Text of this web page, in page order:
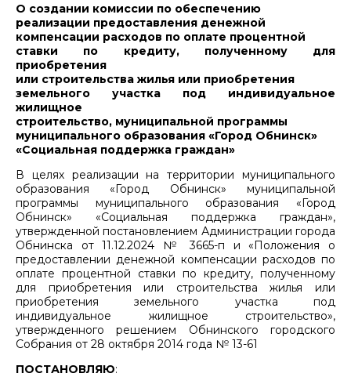
О создании комиссии по обеспечению
реализации предоставления денежной
компенсации расходов по оплате процентной
ставки по кредиту, полученному для
приобретения
или строительства жилья или приобретения
земельного участка под индивидуальное
жилищное
строительство, муниципальной программы
муниципального образования «Город Обнинск»
«Социальная поддержка граждан»
В целях реализации на территории муниципального
образования «Город Обнинск» муниципальной
программы муниципального образования «Город
Обнинск» «Социальная поддержка граждан»,
утвержденной постановлением Администрации города
Обнинска от 11.12.2024 № 3665-п и «Положения о
предоставлении денежной компенсации расходов по
оплате процентной ставки по кредиту, полученному
для приобретения или строительства жилья или
приобретения земельного участка под
индивидуальное жилищное строительство»,
утвержденного решением Обнинского городского
Собрания от 28 октября 2014 года № 13-61
ПОСТАНОВЛЯЮ: